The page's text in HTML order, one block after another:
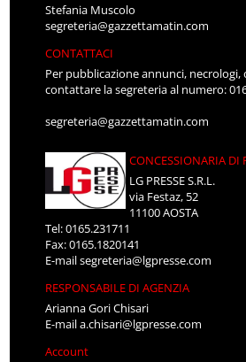
Stefania Muscolo
segreteria@gazzettamatin.com
CONTATTACI
Per pubblicazione annunci,
contattare la segreteria al numero:
segreteria@gazzettamatin.com
CONCESSIONARIA DI
LG PRESSE S.R.L.
via Festaz, 52
11100 AOSTA
Tel: 0165.231711
Fax: 0165.1820141
E-mailsegreteria@lgpresse.com
RESPONSABILE DI AGENZIA
Arianna Gori Chisari
E-maila.chisari@lgpresse.com
Account